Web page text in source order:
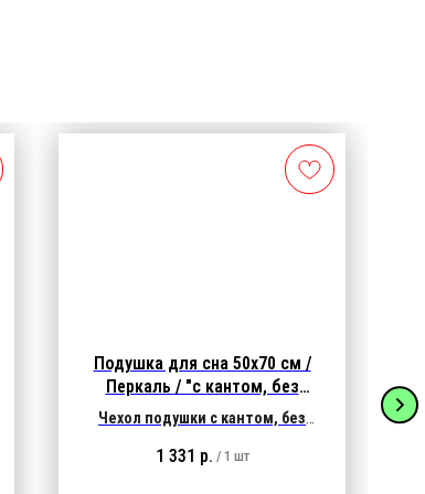
Подушка для сна 50х70 см /
Перкаль / "с кантом, без
Чехол подушки с кантом, без
Характеристики ткани:
1 331 р. / 1 шт